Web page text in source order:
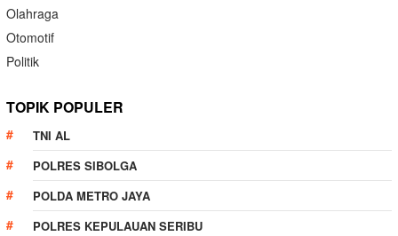
Olahraga
Otomotif
Politik
TOPIK POPULER
TNI AL
POLRES SIBOLGA
POLDA METRO JAYA
POLRES KEPULAUAN SERIBU